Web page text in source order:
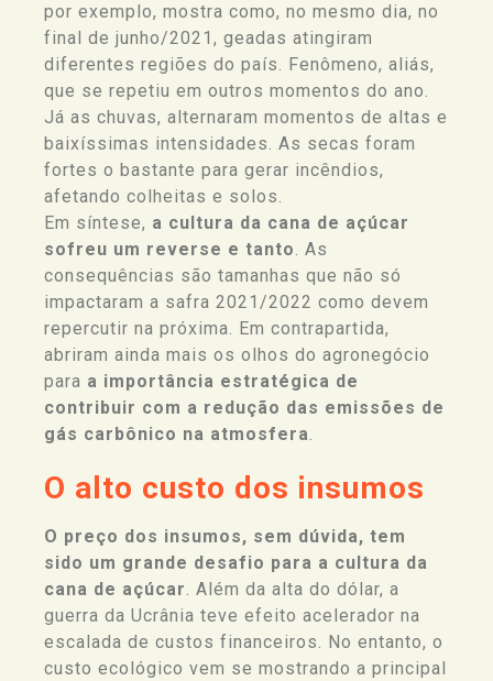
por exemplo, mostra como, no mesmo dia, no
final de junho/2021, geadas atingiram
diferentes regiões do país. Fenômeno, aliás,
que se repetiu em outros momentos do ano.
Já as chuvas, alternaram momentos de altas e
baixíssimas intensidades. As secas foram
fortes o bastante para gerar incêndios,
afetando colheitas e solos.
Em síntese, a cultura da cana de açúcar
sofreu um reverse e tanto. As
consequências são tamanhas que não só
impactaram a safra 2021/2022 como devem
repercutir na próxima. Em contrapartida,
abriram ainda mais os olhos do agronegócio
para a importância estratégica de
contribuir com a redução das emissões de
gás carbônico na atmosfera.
O alto custo dos insumos
O preço dos insumos, sem dúvida, tem
sido um grande desafio para a cultura da
cana de açúcar. Além da alta do dólar, a
guerra da Ucrânia teve efeito acelerador na
escalada de custos financeiros. No entanto, o
custo ecológico vem se mostrando a principal